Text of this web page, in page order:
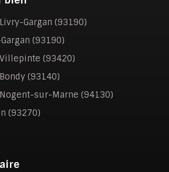
Gargan (93190)
(93190)
(93420)
(93140)
sur-Marne (94130)
(93270)